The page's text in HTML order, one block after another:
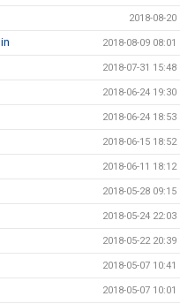
2018-08-20
2018-08-09 08:01
2018-07-31 15:48
2018-06-24 19:30
2018-06-24 18:53
2018-06-15 18:52
2018-06-11 18:12
2018-05-28 09:15
2018-05-24 22:03
2018-05-22 20:39
2018-05-07 10:41
2018-05-07 10:01